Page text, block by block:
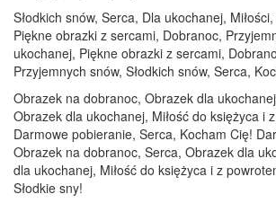
Słodkich snów, Serca, Dla ukochanej,
Piękne obrazki z sercami, Dobranoc,
ukochanej, Piękne obrazki z sercami,
Przyjemnych snów, Słodkich snów, Serca,
Obrazek na dobranoc, Obrazek dla
Obrazek dla ukochanej, Miłość do księżyca i
Darmowe pobieranie, Serca, Kocham Cię!
Obrazek na dobranoc, Serca, Obrazek dla
dla ukochanej, Miłość do księżyca i z
Słodkie sny!